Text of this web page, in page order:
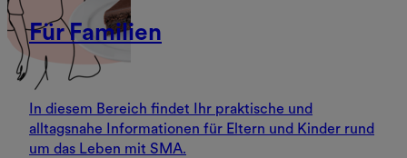
Für Familien
In diesem Bereich findet Ihr praktische und
alltagsnahe Informationen für Eltern und Kinder rund
um das Leben mit SMA.